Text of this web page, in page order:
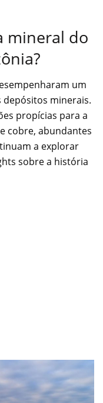
mineral do
um
depósitos minerais.
propícias para a
cobre, abundantes
a explorar
sobre a história